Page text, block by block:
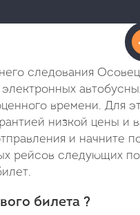
следования
времени. Для
низкой цены и
и начните
рейсов следующих
билета ?